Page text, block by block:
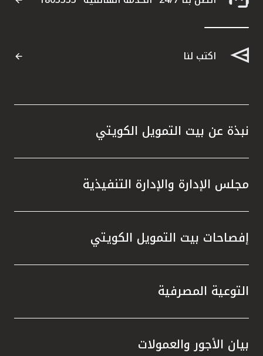
اكتب لنا
نبذة عن بيت التمويل الكويتي
مجلس الإدارة والإدارة التنفيذية
إفصاحات بيت التمويل الكويتي
التوعية المصرفية
بيان الأجور والعمولات